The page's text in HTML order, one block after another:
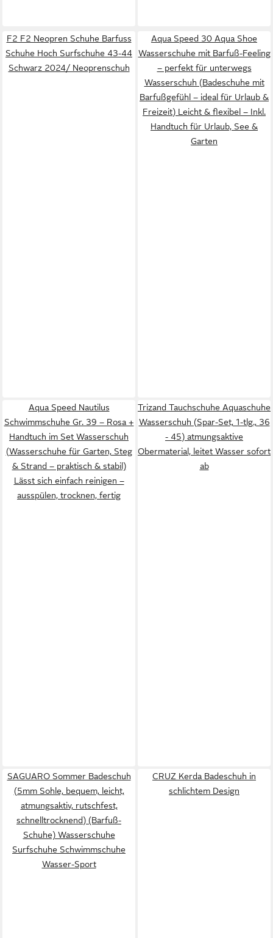
F2 F2 Neopren Schuhe Barfuss
Schuhe Hoch Surfschuhe 43-44
Schwarz 2024/ Neoprenschuh
Aqua Speed 30 Aqua Shoe
Wasserschuhe mit Barfuß-Feeling
– perfekt für unterwegs
Wasserschuh (Badeschuhe mit
Barfußgefühl – ideal für Urlaub &
Freizeit) Leicht & flexibel – Inkl.
Handtuch für Urlaub, See &
Garten
Aqua Speed Nautilus
Schwimmschuhe Gr. 39 – Rosa +
Handtuch im Set Wasserschuh
(Wasserschuhe für Garten, Steg
& Strand – praktisch & stabil)
Lässt sich einfach reinigen –
ausspülen, trocknen, fertig
Trizand Tauchschuhe Aquaschuhe
Wasserschuh (Spar-Set, 1-tlg., 36
- 45) atmungsaktive
Obermaterial, leitet Wasser sofort
ab
SAGUARO Sommer Badeschuh
(5mm Sohle, bequem, leicht,
atmungsaktiv, rutschfest,
schnelltrocknend) (Barfuß-
Schuhe) Wasserschuhe
Surfschuhe Schwimmschuhe
Wasser-Sport
CRUZ Kerda Badeschuh in
schlichtem Design